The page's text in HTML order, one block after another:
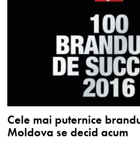
Cele mai puternice
Moldova se decid acum